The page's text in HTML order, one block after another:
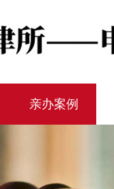
亲办案例